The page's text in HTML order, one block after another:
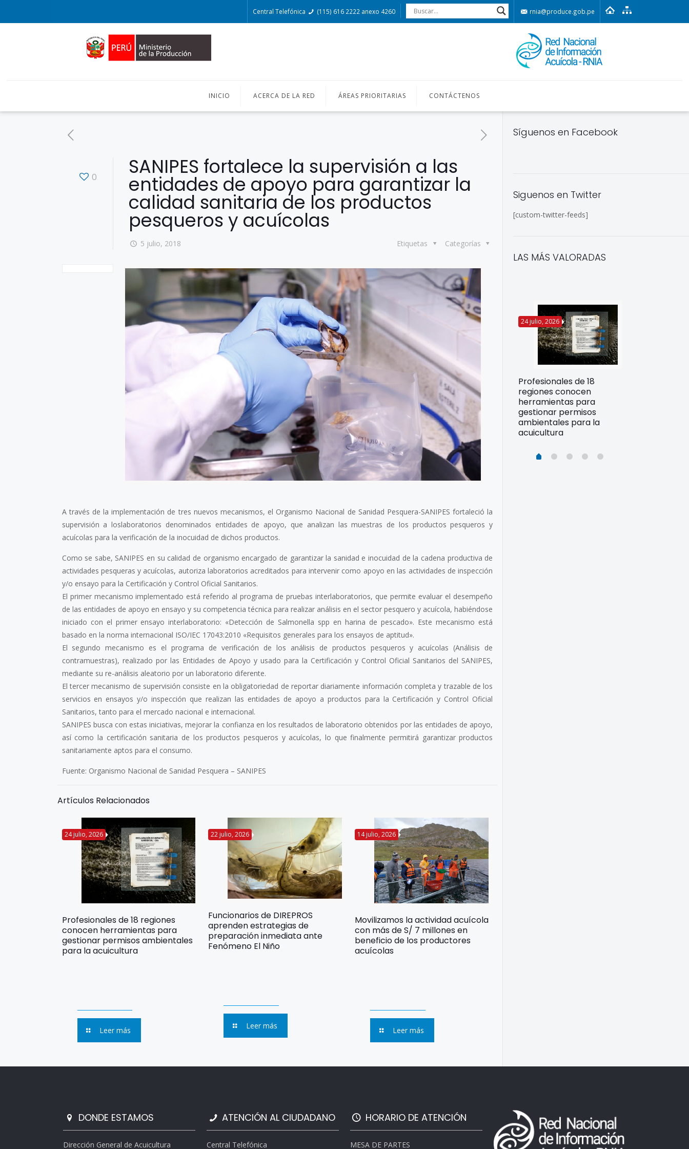
Central Telefónica (115) 616 2222 anexo 4260 rnia@produce.gob.pe
INICIO ACERCA DE LA RED ÁREAS PRIORITARIAS CONTÁCTENOS
0 SANIPES fortalece la supervisión a las
entidades de apoyo para garantizar la
calidad sanitaria de los productos
pesqueros y acuícolas
5 julio, 2018 Categorías
Etiquetas
A través de la implementación de tres nuevos mecanismos, el Organismo Nacional de Sanidad Pesquera-SANIPES fortaleció la
supervisión a loslaboratorios denominados entidades de apoyo, que analizan las muestras de los productos pesqueros y
acuícolas para la verificación de la inocuidad de dichos productos.
Como se sabe, SANIPES en su calidad de organismo encargado de garantizar la sanidad e inocuidad de la cadena productiva de
actividades pesqueras y acuícolas, autoriza laboratorios acreditados para intervenir como apoyo en las actividades de inspección
y/o ensayo para la Certificación y Control Oficial Sanitarios.
El primer mecanismo implementado está referido al programa de pruebas interlaboratorios, que permite evaluar el desempeño
de las entidades de apoyo en ensayo y su competencia técnica para realizar análisis en el sector pesquero y acuícola, habiéndose
iniciado con el primer ensayo interlaboratorio: «Detección de Salmonella spp en harina de pescado». Este mecanismo está
basado en la norma internacional ISO/IEC 17043:2010 «Requisitos generales para los ensayos de aptitud».
El segundo mecanismo es el programa de verificación de los análisis de productos pesqueros y acuícolas (Análisis de
contramuestras), realizado por las Entidades de Apoyo y usado para la Certificación y Control Oficial Sanitarios del SANIPES,
mediante su re-análisis aleatorio por un laboratorio diferente.
El tercer mecanismo de supervisión consiste en la obligatoriedad de reportar diariamente información completa y trazable de los
servicios en ensayos y/o inspección que realizan las entidades de apoyo a productos para la Certificación y Control Oficial
Sanitarios, tanto para el mercado nacional e internacional.
SANIPES busca con estas iniciativas, mejorar la confianza en los resultados de laboratorio obtenidos por las entidades de apoyo,
así como la certificación sanitaria de los productos pesqueros y acuícolas, lo que finalmente permitirá garantizar productos
sanitariamente aptos para el consumo.
Fuente: Organismo Nacional de Sanidad Pesquera – SANIPES
Artículos Relacionados
24 julio, 2026
Profesionales de 18 regiones
conocen herramientas para
gestionar permisos ambientales
para la acuicultura
Leer más
22 julio, 2026
Funcionarios de DIREPROS
aprenden estrategias de
preparación inmediata ante
Fenómeno El Niño
Leer más
14 julio, 2026
Movilizamos la actividad acuícola
con más de S/ 7 millones en
beneficio de los productores
acuícolas
Leer más
Síguenos en Facebook
Siguenos en Twitter
[custom-twitter-feeds]
LAS MÁS VALORADAS
Más de 30 expertos
generan acuerdos para
lograr acuicultura
sostenible y resiliente en
24 julio, 2026
Profesionales de 18
regiones conocen
herramientas para
gestionar permisos
ambientales para la
acuicultura
DONDE ESTAMOS
Dirección General de Acuicultura
ATENCIÓN AL CIUDADANO
Central Telefónica
HORARIO DE ATENCIÓN
MESA DE PARTES